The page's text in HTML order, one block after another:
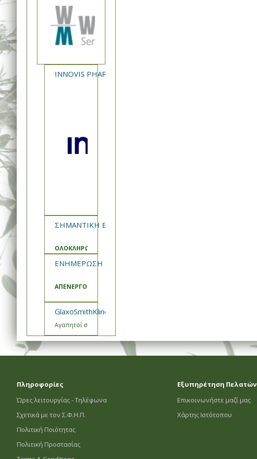
INNOVIS PHARMA - NEA ΚΥΚΛΟΦΟΡΙΑ XAVERTIA
ΣΗΜΑΝΤΙΚΗ ΕΝΗΜΕΡΩΣΗ ΣΦΗΠ
ΟΛΟΚΛΗΡΩΣΗ ΑΝΑΒΑΘΜΙΣΗΣ ΚΑΙ ΣΥΝΤΗΡΗΣΗΣ ΣΥΣΤΗΜΑΤΟΣ
ΕΝΗΜΕΡΩΣΗ ΣΦΗΠ
ΑΠΕΝΕΡΓΟΠΟΙΗΣΗ ΚΑΛΑΘΙΑ ΠΡΟΣΦΟΡΩΝ
GlaxoSmithKline- Εμβόλιο Engerix Ενημέρωση
Αγαπητοί συνεργάτες,
Πληροφορίες
Ώρες λειτουργίας - Τηλέφωνα
Σχετικά με τον Σ.Φ.Η.Π.
Πολιτική Ποιότητας
Πολιτική Προστασίας
Εξυπηρέτηση Πελατών
Επικοινωνήστε μαζί μας
Χάρτης Ιστότοπου